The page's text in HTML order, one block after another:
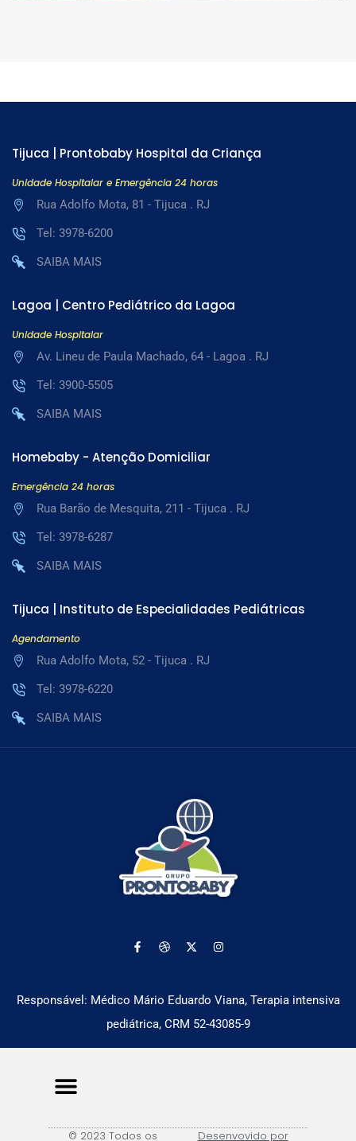
Tijuca | Prontobaby Hospital da Criança
Unidade Hospitalar e Emergência 24 horas
Rua Adolfo Mota, 81 - Tijuca . RJ
Tel: 3978-6200
SAIBA MAIS
Lagoa | Centro Pediátrico da Lagoa
Unidade Hospitalar
Av. Lineu de Paula Machado, 64 - Lagoa . RJ
Tel: 3900-5505
SAIBA MAIS
Homebaby - Atenção Domiciliar
Emergência 24 horas
Rua Barão de Mesquita, 211 - Tijuca . RJ
Tel: 3978-6287
SAIBA MAIS
Tijuca | Instituto de Especialidades Pediátricas
Agendamento
Rua Adolfo Mota, 52 - Tijuca . RJ
Tel: 3978-6220
SAIBA MAIS
Responsável: Médico Mário Eduardo Viana, Terapia intensiva
pediátrica, CRM 52-43085-9
© 2023 Todos os Desenvovido por